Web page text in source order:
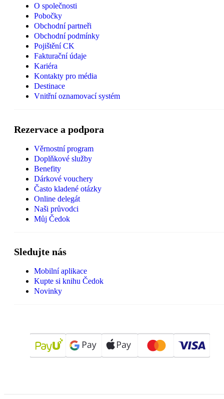
O společnosti
Pobočky
Obchodní partneři
Obchodní podmínky
Pojištění CK
Fakturační údaje
Kariéra
Kontakty pro média
Destinace
Vnitřní oznamovací systém
Rezervace a podpora
Věrnostní program
Doplňkové služby
Benefity
Dárkové vouchery
Často kladené otázky
Online delegát
Naši průvodci
Můj Čedok
Sledujte nás
Mobilní aplikace
Kupte si knihu Čedok
Novinky